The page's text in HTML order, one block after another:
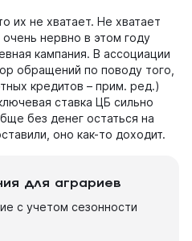
их не хватает. Не хватает
нервно в этом году
кампания. В ассоциации
обращений по поводу того,
кредитов – прим. ред.)
ставка ЦБ сильно
без денег остаться на
оно как-то доходит.
для аграриев
с учетом сезонности